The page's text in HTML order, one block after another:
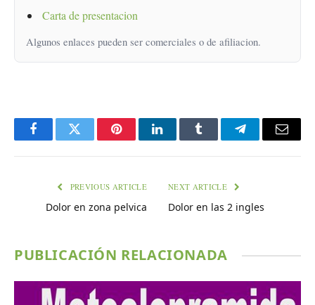
Carta de presentacion
Algunos enlaces pueden ser comerciales o de afiliacion.
FacebookTwitter PinterestLinkedInTumblr TelegramEmail
PREVIOUS ARTICLE
Dolor en zona pelvica
NEXT ARTICLE
Dolor en las 2 ingles
PUBLICACIÓN RELACIONADA